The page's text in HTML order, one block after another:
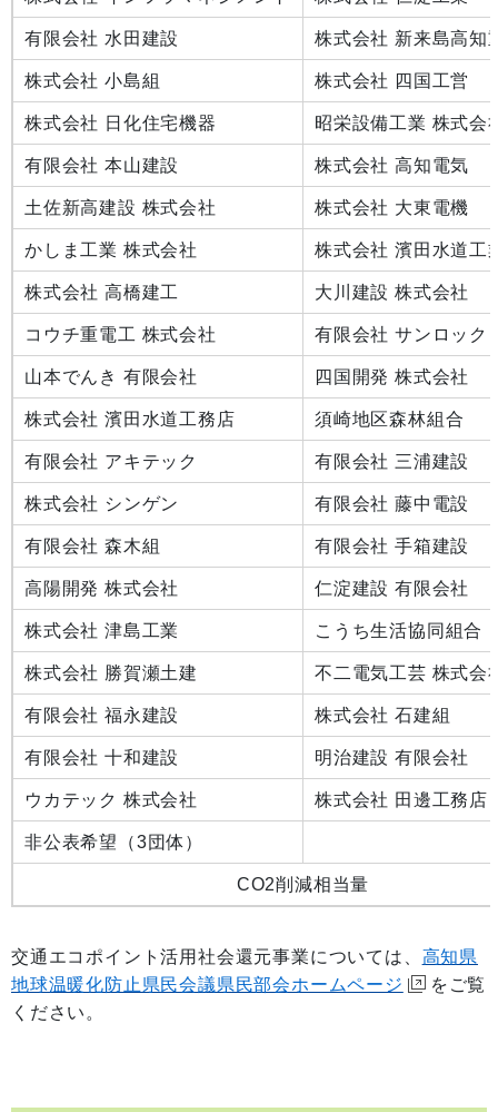
有限会社 水田建設 株式会社 新来島高知
株式会社 小島組 株式会社 四国工営
株式会社 日化住宅機器 昭栄設備工業 株式会
有限会社 本山建設 株式会社 高知電気
土佐新高建設 株式会社 株式会社 大東電機
かしま工業 株式会社 株式会社 濱田水道工
株式会社 高橋建工 大川建設 株式会社
コウチ重電工 株式会社 有限会社 サンロック
山本でんき 有限会社 四国開発 株式会社
株式会社 濱田水道工務店 須崎地区森林組合
有限会社 アキテック 有限会社 三浦建設
株式会社 シンゲン 有限会社 藤中電設
有限会社 森木組 有限会社 手箱建設
高陽開発 株式会社 仁淀建設 有限会社
株式会社 津島工業 こうち生活協同組合
株式会社 勝賀瀬土建 不二電気工芸 株式会
有限会社 福永建設 株式会社 石建組
有限会社 十和建設 明治建設 有限会社
ウカテック 株式会社 株式会社 田邊工務店
非公表希望（3団体）
CO2削減相当量
交通エコポイント活用社会還元事業については、 高知県
地球温暖化防止県民会議県民部会ホームページ
をご覧
ください。